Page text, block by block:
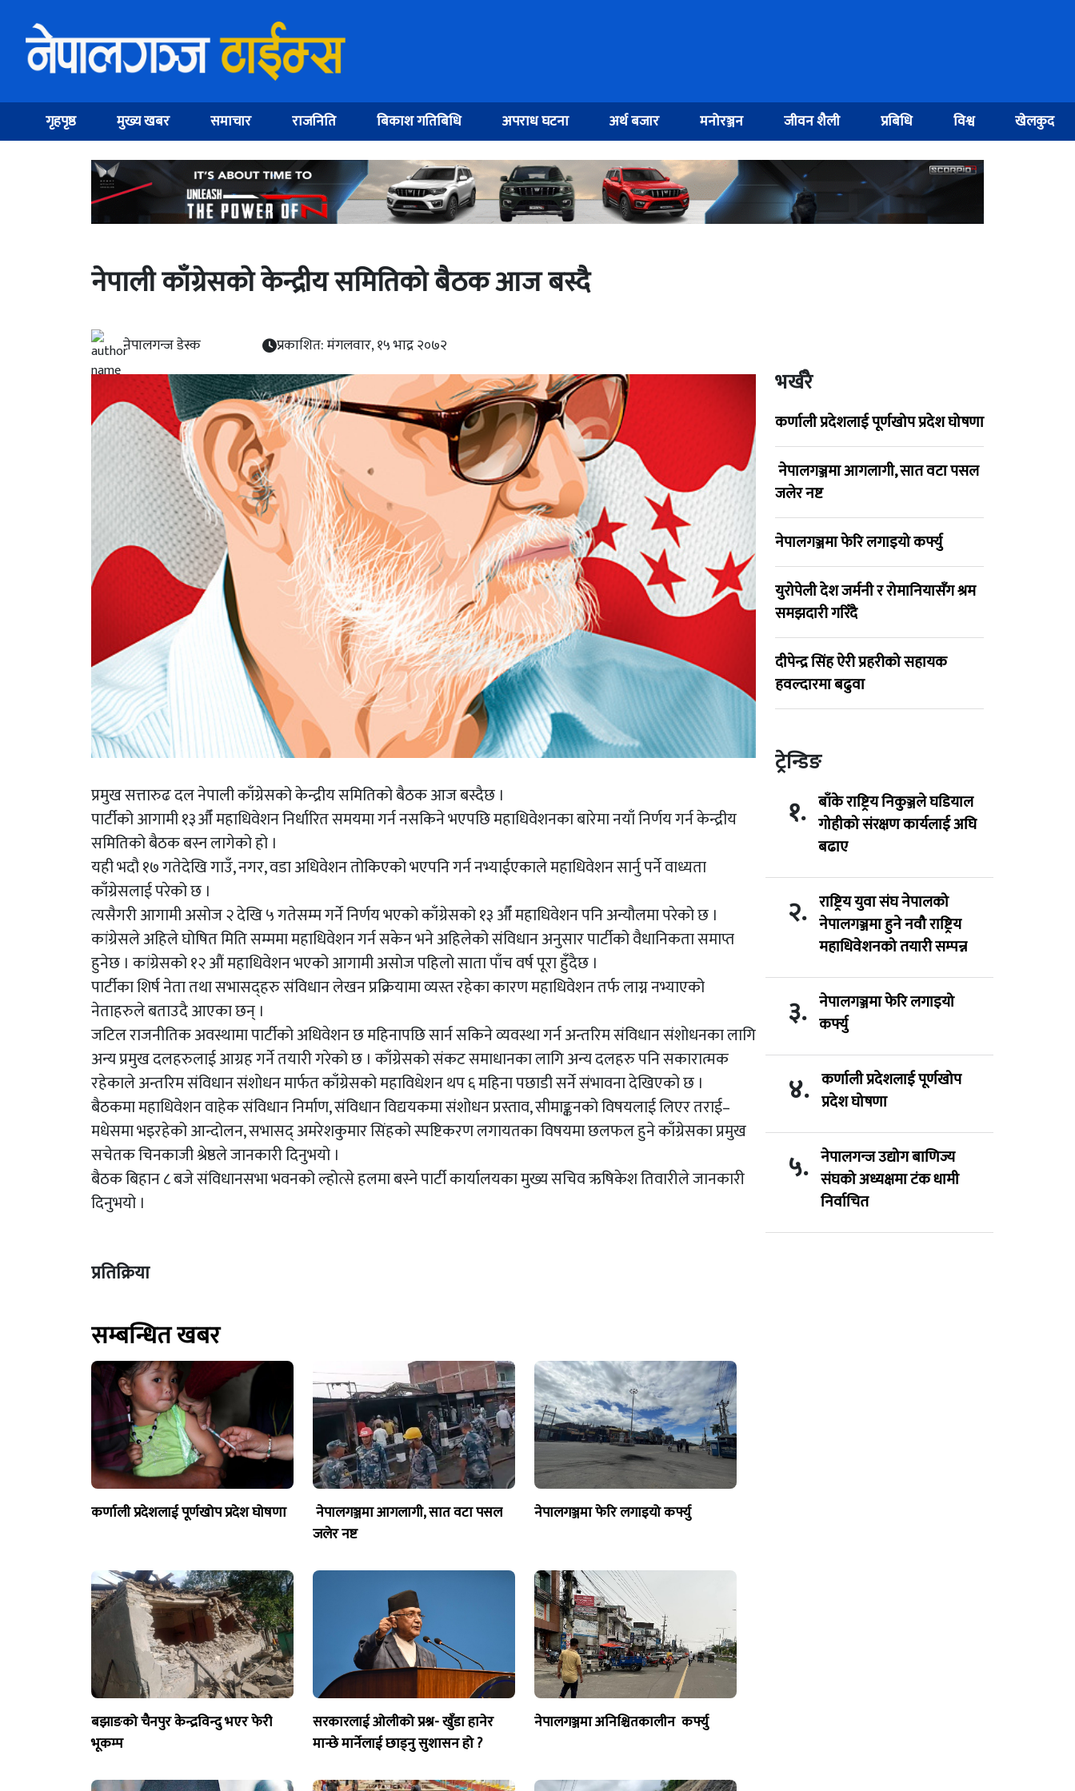
गृहपृष्ठ मुख्य खबर समाचार राजनिति बिकाश गतिबिधि अपराध घटना अर्थ बजार मनोरञ्जन जीवन शैली प्रबिधि विश्व खेलकुद
नेपाली काँग्रेसको केन्द्रीय समितिको बैठक आज बस्दै
नेपालगन्ज डेस्क प्रकाशित: मंगलवार, १५ भाद्र २०७२
प्रमुख सत्तारुढ दल नेपाली काँग्रेसको केन्द्रीय समितिको बैठक आज बस्दैछ ।
पार्टीको आगामी १३औँ महाधिवेशन निर्धारित समयमा गर्न नसकिने भएपछि महाधिवेशनका बारेमा नयाँ निर्णय गर्न केन्द्रीय
समितिको बैठक बस्न लागेको हो ।
यही भदौ १७ गतेदेखि गाउँ, नगर, वडा अधिवेशन तोकिएको भएपनि गर्न नभ्याईएकाले महाधिवेशन सार्नु पर्ने वाध्यता
काँग्रेसलाई परेको छ ।
त्यसैगरी आगामी असोज २ देखि ५ गतेसम्म गर्ने निर्णय भएको काँग्रेसको १३ औँ महाधिवेशन पनि अन्यौलमा परेको छ ।
कांग्रेसले अहिले घोषित मिति सम्ममा महाधिवेशन गर्न सकेन भने अहिलेको संविधान अनुसार पार्टीको वैधानिकता समाप्त
हुनेछ । कांग्रेसको १२ औं महाधिवेशन भएको आगामी असोज पहिलो साता पाँच वर्ष पूरा हुँदैछ ।
पार्टीका शिर्ष नेता तथा सभासद्हरु संविधान लेखन प्रक्रियामा व्यस्त रहेका कारण महाधिवेशन तर्फ लाग्न नभ्याएको
नेताहरुले बताउदै आएका छन् ।
जटिल राजनीतिक अवस्थामा पार्टीको अधिवेशन छ महिनापछि सार्न सकिने व्यवस्था गर्न अन्तरिम संविधान संशोधनका लागि
अन्य प्रमुख दलहरुलाई आग्रह गर्ने तयारी गरेको छ । काँग्रेसको संकट समाधानका लागि अन्य दलहरु पनि सकारात्मक
रहेकाले अन्तरिम संविधान संशोधन मार्फत काँग्रेसको महाविधेशन थप ६ महिना पछाडी सर्ने संभावना देखिएको छ ।
बैठकमा महाधिवेशन वाहेक संविधान निर्माण, संविधान विद्ययकमा संशोधन प्रस्ताव, सीमाङ्कनको विषयलाई लिएर तराई–
मधेसमा भइरहेको आन्दोलन, सभासद् अमरेशकुमार सिंहको स्पष्टिकरण लगायतका विषयमा छलफल हुने काँग्रेसका प्रमुख
सचेतक चिनकाजी श्रेष्ठले जानकारी दिनुभयो ।
बैठक बिहान ८ बजे संविधानसभा भवनको ल्होत्से हलमा बस्ने पार्टी कार्यालयका मुख्य सचिव ऋषिकेश तिवारीले जानकारी
दिनुभयो ।
प्रतिक्रिया
सम्बन्धित खबर
कर्णाली प्रदेशलाई पूर्णखोप प्रदेश घोषणा
नेपालगञ्जमा आगलागी, सात वटा पसल
जलेर नष्ट
नेपालगञ्जमा फेरि लगाइयो कर्फ्यु
बझाङको चैनपुर केन्द्रविन्दु भएर फेरी
भूकम्प
सरकारलाई ओलीको प्रश्न- खुँडा हानेर
मान्छे मार्नेलाई छाड्नु सुशासन हो ?
नेपालगञ्जमा अनिश्चितकालीन कर्फ्यु
भर्खरै
कर्णाली प्रदेशलाई पूर्णखोप प्रदेश घोषणा
नेपालगञ्जमा आगलागी, सात वटा पसल
जलेर नष्ट
नेपालगञ्जमा फेरि लगाइयो कर्फ्यु
युरोपेली देश जर्मनी र रोमानियासँग श्रम
समझदारी गरिँदै
दीपेन्द्र सिंह ऐरी प्रहरीको सहायक
हवल्दारमा बढुवा
ट्रेन्डिङ
१. बाँके राष्ट्रिय निकुञ्जले घडियाल
गोहीको संरक्षण कार्यलाई अघि
बढाए
२. राष्ट्रिय युवा संघ नेपालको
नेपालगञ्जमा हुने नवौ राष्ट्रिय
महाधिवेशनको तयारी सम्पन्न
३. नेपालगञ्जमा फेरि लगाइयो
कर्फ्यु
४. कर्णाली प्रदेशलाई पूर्णखोप
प्रदेश घोषणा
५. नेपालगन्ज उद्योग बाणिज्य
संघको अध्यक्षमा टंक धामी
निर्वाचित